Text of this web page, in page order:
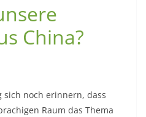
China?
sich noch erinnern, dass
Raum das Thema